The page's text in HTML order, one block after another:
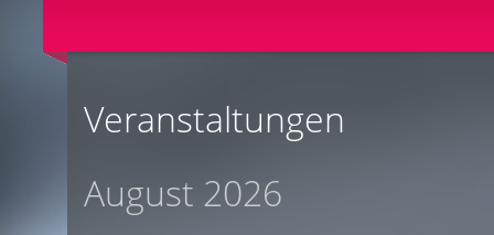
Veranstaltungen
August 2026